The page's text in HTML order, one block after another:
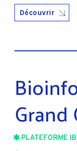
Découvrir
PLATEFORME